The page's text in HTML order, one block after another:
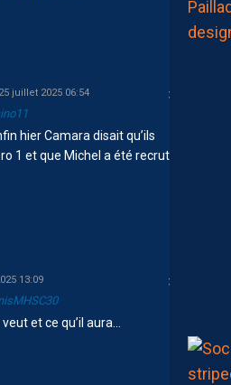
25 juillet 2025 06:54
hier Camara disait qu’ils
1 et que Michel a été recruté en
13:09
et ce qu’il aura…